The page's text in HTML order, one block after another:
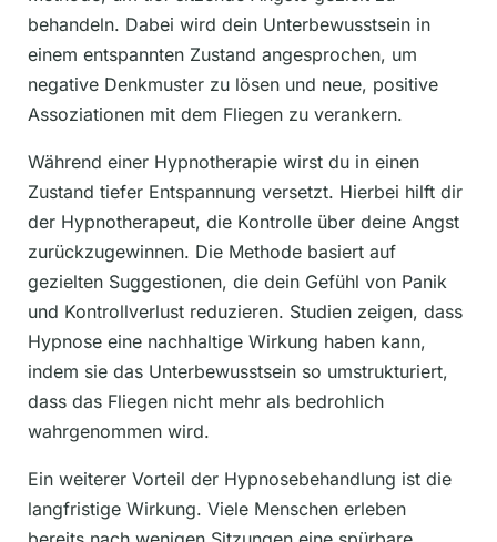
behandeln. Dabei wird dein Unterbewusstsein in
einem entspannten Zustand angesprochen, um
negative Denkmuster zu lösen und neue, positive
Assoziationen mit dem Fliegen zu verankern.
Während einer Hypnotherapie wirst du in einen
Zustand tiefer Entspannung versetzt. Hierbei hilft dir
der Hypnotherapeut, die Kontrolle über deine Angst
zurückzugewinnen. Die Methode basiert auf
gezielten Suggestionen, die dein Gefühl von Panik
und Kontrollverlust reduzieren. Studien zeigen, dass
Hypnose eine nachhaltige Wirkung haben kann,
indem sie das Unterbewusstsein so umstrukturiert,
dass das Fliegen nicht mehr als bedrohlich
wahrgenommen wird.
Ein weiterer Vorteil der Hypnosebehandlung ist die
langfristige Wirkung. Viele Menschen erleben